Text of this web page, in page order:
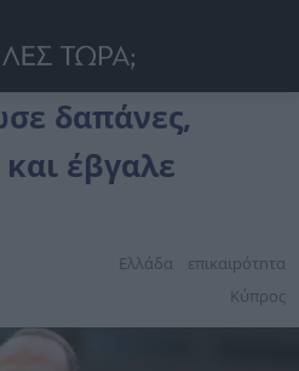
δαπάνες,
έβγαλε
Ελλάδα
επικαιpότnτα
Κύπρος